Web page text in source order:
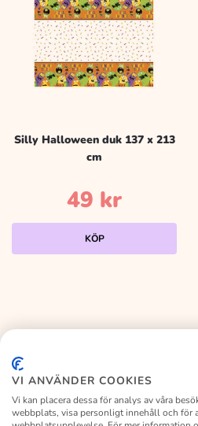
Silly Halloween duk 137 x 213
cm
49 kr
KÖP
VI ANVÄNDER COOKIES
Vi kan placera dessa för analys av våra
webbplats, visa personligt innehåll och för